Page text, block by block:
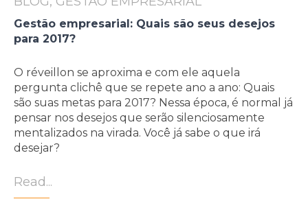
Gestão empresarial: Quais são seus desejos
para 2017?
O réveillon se aproxima e com ele aquela
pergunta clichê que se repete ano a ano: Quais
são suas metas para 2017? Nessa época, é normal já
pensar nos desejos que serão silenciosamente
mentalizados na virada. Você já sabe o que irá
desejar?
Read...